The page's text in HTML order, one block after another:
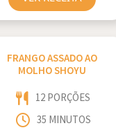
FRANGO ASSADO AO
MOLHO SHOYU
12 PORÇÕES
35 MINUTOS